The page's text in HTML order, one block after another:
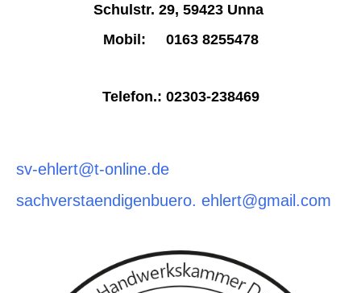
Schulstr. 29, 59423 Unna
Mobil: 0163 8255478
Telefon.: 02303-238469
sv-ehlert@t-online.de
sachverstaendigenbuero. ehlert@gmail.com